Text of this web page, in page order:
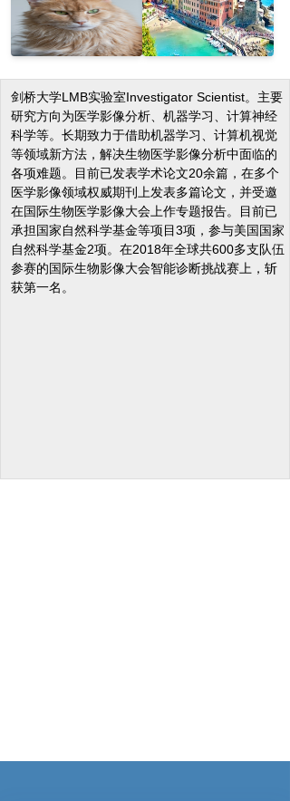
剑桥大学LMB实验室Investigator Scientist。主要
研究方向为医学影像分析、机器学习、计算神经
科学等。长期致力于借助机器学习、计算机视觉
等领域新方法，解决生物医学影像分析中面临的
各项难题。目前已发表学术论文20余篇，在多个
医学影像领域权威期刊上发表多篇论文，并受邀
在国际生物医学影像大会上作专题报告。目前已
承担国家自然科学基金等项目3项，参与美国国家
自然科学基金2项。在2018年全球共600多支队伍
参赛的国际生物影像大会智能诊断挑战赛上，斩
获第一名。